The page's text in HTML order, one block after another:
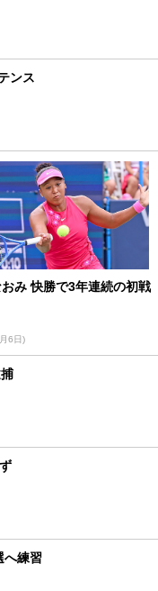
ンス
み 快勝で3年連続の初戦
6日)
へ練習